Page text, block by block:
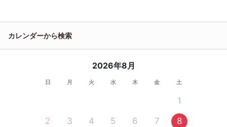
カレンダーから検索
2026年8月
日 月 火 水 木 金 土
1
2
3 4 5 6 7
8